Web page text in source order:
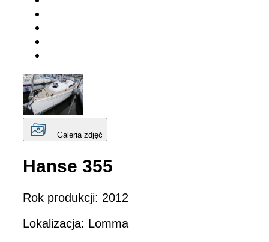
Galeria zdjęć
Hanse 355
Rok produkcji: 2012
Lokalizacja: Lomma